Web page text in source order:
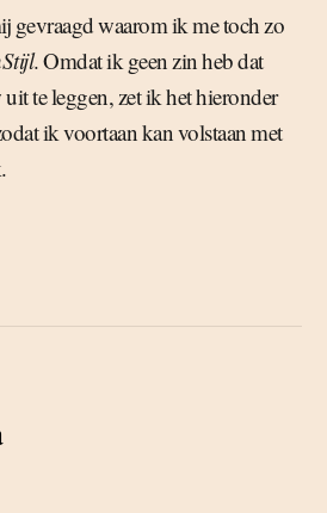
gevraagd waarom ik me toch zo
. Omdat ik geen zin heb dat
te leggen, zet ik het hieronder
ik voortaan kan volstaan met